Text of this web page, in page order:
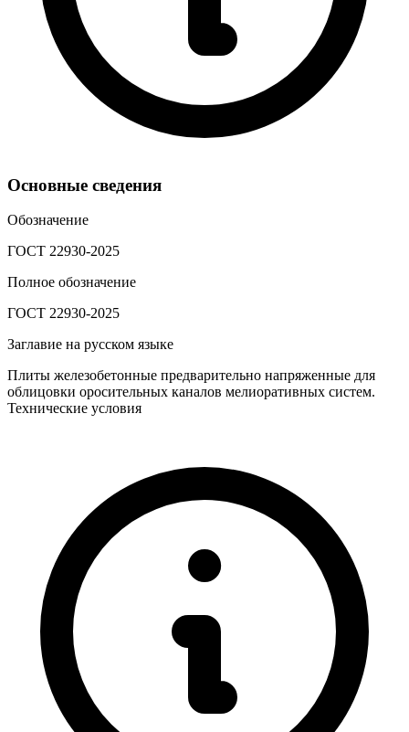
Основные сведения
Обозначение
ГОСТ 22930-2025
Полное обозначение
ГОСТ 22930-2025
Заглавие на русском языке
Плиты железобетонные предварительно напряженные для
облицовки оросительных каналов мелиоративных систем.
Технические условия